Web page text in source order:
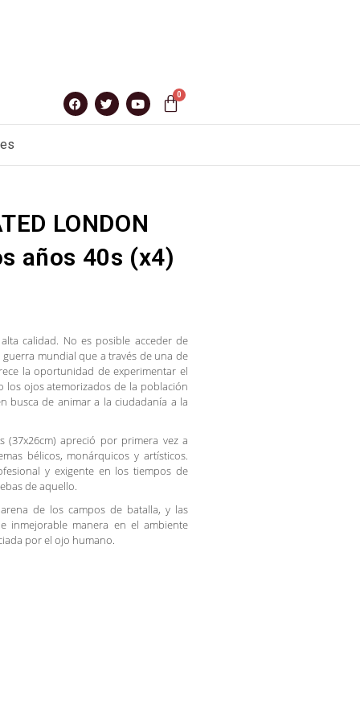
LONDON
años 40s (x4)
calidad. No es posible acceder de
mundial que a través de una de
la oportunidad de experimentar el
los ojos atemorizados de la población
busca de animar a la ciudadanía a la
(37x26cm) apreció por primera vez a
bélicos, monárquicos y artísticos.
y exigente en los tiempos de
de aquello.
de los campos de batalla, y las
inmejorable manera en el ambiente
por el ojo humano.